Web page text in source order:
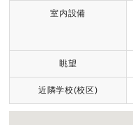
室内設備
眺望
近隣学校(校区)